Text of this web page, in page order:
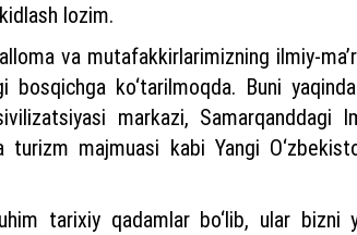
lozim.
va mutafakkirlarimizning ilmiy-
ko‘tarilmoqda. Buni
markazi, Samarqanddagi
majmuasi kabi Yangi
tarixiy qadamlar bo‘lib, ular bizni